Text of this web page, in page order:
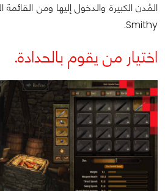
Smithy.
اختيار من يقوم بالحدادة.